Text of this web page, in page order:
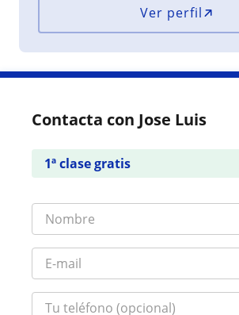
Ver perfil
Contacta con Jose Luis
1ª clase gratis